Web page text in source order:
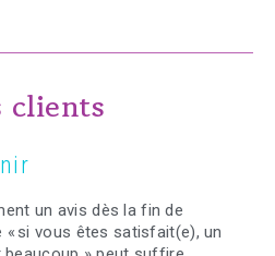
clients
un avis dès la fin de
« si vous êtes satisfait(e), un